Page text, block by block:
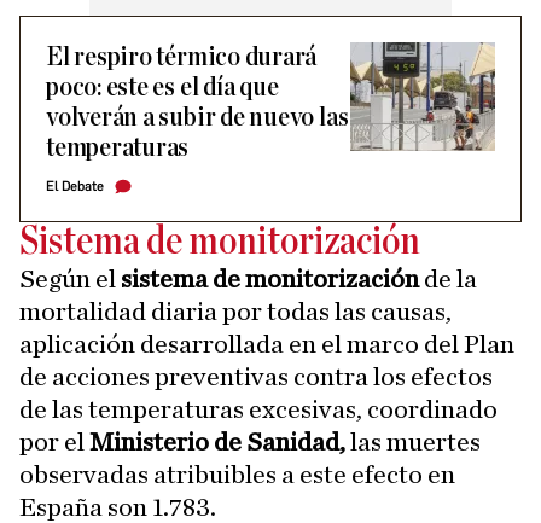
El respiro térmico durará
poco: este es el día que
volverán a subir de nuevo las
temperaturas
El Debate
Sistema de monitorización
Según el sistema de monitorizaciónde la
mortalidad diaria por todas las causas,
aplicación desarrollada en el marco del Plan
de acciones preventivas contra los efectos
de las temperaturas excesivas, coordinado
por el Ministerio de Sanidad,las muertes
observadas atribuibles a este efecto en
España son 1.783.